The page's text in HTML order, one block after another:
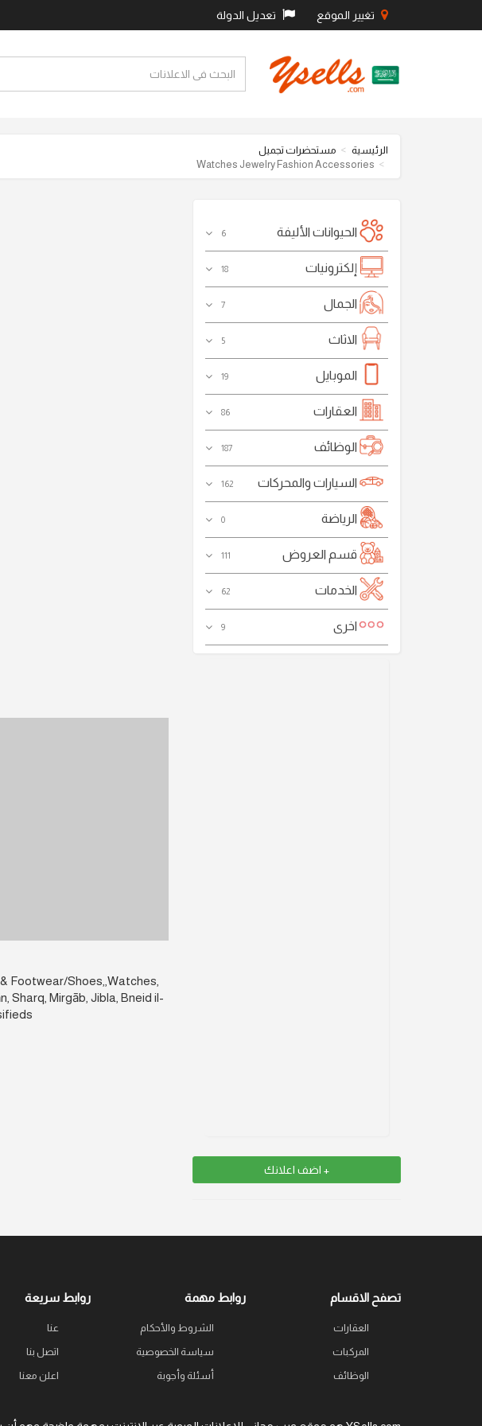
تغيير الموقع تعديل الدولة
الرئيسية
مستحضرات تجميل
Watches Jewelry Fashion Accessories
الحيوانات الأليفة 6
إلكترونيات 18
الجمال 7
الاثاث 5
الموبايل 19
العقارات 86
الوظائف 187
السيارات والمحركات 162
الرياضة 0
قسم العروض 111
الخدمات 62
اخرى 9
+ اضف اعلانك
Footwear/Shoes,,Watches,
Sharq, Mirgāb, Jibla, Bneid il-
تصفح الاقسام
العقارات
المركبات
الوظائف
روابط مهمة
الشروط والأحكام
سياسة الخصوصية
أسئلة وأجوبة
روابط سريعة
عنا
اتصل بنا
اعلن معنا